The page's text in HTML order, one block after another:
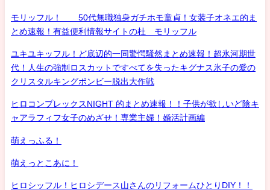
モリッフル！ 50代無職独身ガチホモ童貞！女装子オネエ的ま
とめ速報！有益便利情報サイトの杜 モリッフル
ユキユキッフル！ど底辺的一同驚愕騒然まとめ速報！超氷河期世
代！人生の強制ロスカットですべてを失ったキグナス氷子の愛の
クリスタルキングボンビー脱出大作戦
ヒロコンプレックスNIGHT 的まとめ速報！！子供が欲しいど陰キ
ャアラフィフ女子のめざせ！専業主婦！婚活計画編
萌えっふる！
萌えっとこあに！
ヒロシッフル！ヒロシデース山さんのリフォームひとりDIY！！